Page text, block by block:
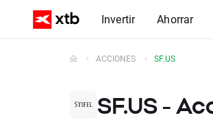
Invertir Ahorrar
ACCIONES SF.US
SF.US -